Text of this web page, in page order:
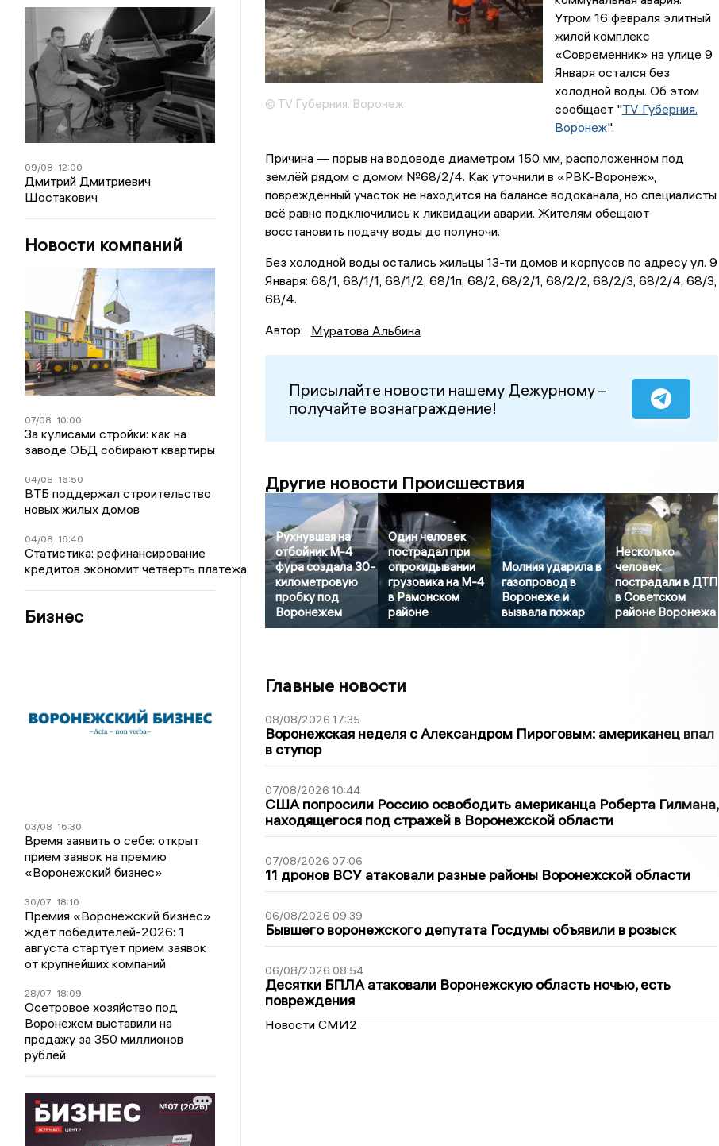
09/08 12:00
Дмитрий Дмитриевич
Шостакович
Новости компаний
07/08 10:00
За кулисами стройки: как на
заводе ОБД собирают квартиры
04/08 16:50
ВТБ поддержал строительство
новых жилых домов
04/08 16:40
Статистика: рефинансирование
кредитов экономит четверть платежа
Бизнес
03/08 16:30
Время заявить о себе: открыт
прием заявок на премию
«Воронежский бизнес»
30/07 18:10
Премия «Воронежский бизнес»
ждет победителей-2026: 1
августа стартует прием заявок
от крупнейших компаний
28/07 18:09
Осетровое хозяйство под
Воронежем выставили на
продажу за 350 миллионов
рублей
© TV Губерния. Воронеж
Утром 16 февраля элитный
жилой комплекс
«Современник» на улице 9
Января остался без
холодной воды. Об этом
сообщает "TV Губерния.
Воронеж".
Причина — порыв на водоводе диаметром 150 мм, расположенном под
землёй рядом с домом №68/2/4. Как уточнили в «РВК-Воронеж»,
повреждённый участок не находится на балансе водоканала, но специалисты
всё равно подключились к ликвидации аварии. Жителям обещают
восстановить подачу воды до полуночи.
Без холодной воды остались жильцы 13-ти домов и корпусов по адресу ул. 9
Января: 68/1, 68/1/1, 68/1/2, 68/1п, 68/2, 68/2/1, 68/2/2, 68/2/3, 68/2/4, 68/3,
68/4.
Автор: Муратова Альбина
Присылайте новости нашему Дежурному –
получайте вознаграждение!
Другие новости Происшествия
Рухнувшая на
отбойник М-4
фура создала 30-
километровую
пробку под
Воронежем
Один человек
пострадал при
опрокидывании
грузовика на М-4
в Рамонском
районе
Молния ударила в
газопровод в
Воронеже и
вызвала пожар
Несколько
человек
пострадали в ДТП
в Советском
районе Воронежа
Главные новости
08/08/2026 17:35
Воронежская неделя с Александром Пироговым: американец впал
в ступор
07/08/2026 10:44
США попросили Россию освободить американца Роберта Гилмана,
находящегося под стражей в Воронежской области
07/08/2026 07:06
11 дронов ВСУ атаковали разные районы Воронежской области
06/08/2026 09:39
Бывшего воронежского депутата Госдумы объявили в розыск
06/08/2026 08:54
Десятки БПЛА атаковали Воронежскую область ночью, есть
повреждения
Новости СМИ2